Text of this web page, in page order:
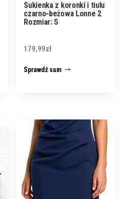
Sukienka z koronki i tiulu
czarno-beżowa Lonne 2
Rozmiar: S
179,99zł
Sprawdź sam